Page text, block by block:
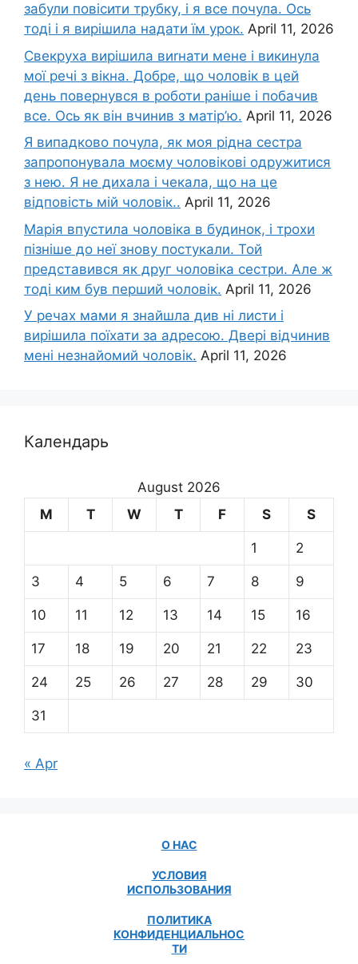
забули повісити трубку, і я все почула. Ось
тоді і я вирішила надати їм урок. April 11, 2026
Свекруха вирішила виrнати мене і викинула
мої речі з вікна. Добре, що чоловік в цей
день повернувся в роботи раніше і побачив
все. Ось як він вчинив з матір’ю. April 11, 2026
Я випадково почула, як моя рідна сестра
запропонувала моєму чоловікові одружитися
з нею. Я не дихала і чекала, що на це
відповість мій чоловік.. April 11, 2026
Марія впустила чоловіка в будинок, і трохи
пізніше до неї знову постукали. Той
представився як друг чоловіка сестри. Але ж
тоді ким був перший чоловік. April 11, 2026
У речах мами я знайшла див ні листи і
вирішила поїхати за адресою. Двері відчинив
мені незнайомий чоловік. April 11, 2026
Календарь
August 2026
M
T W T F S S
1 2
3 4 5 6 7 8 9
10 11 12 13 14 15 16
17 18 19 20 21 22 23
24 25 26 27 28 29 30
31
« Apr
О НАС
УСЛОВИЯ
ИСПОЛЬЗОВАНИЯ
ПОЛИТИКА
КОНФИДЕНЦИАЛЬНОС
ТИ